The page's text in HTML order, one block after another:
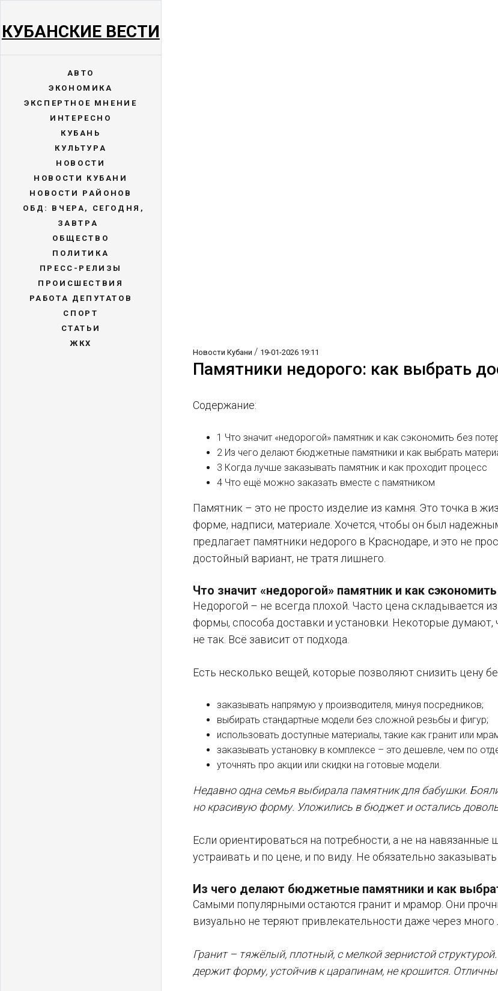
КУБАНСКИЕ ВЕСТИ
АВТО
ЭКОНОМИКА
ЭКСПЕРТНОЕ МНЕНИЕ
ИНТЕРЕСНО
КУБАНЬ
КУЛЬТУРА
НОВОСТИ
НОВОСТИ КУБАНИ
НОВОСТИ РАЙОНОВ
ОБД: ВЧЕРА, СЕГОДНЯ,
ЗАВТРА
ОБЩЕСТВО
ПОЛИТИКА
ПРЕСС-РЕЛИЗЫ
ПРОИСШЕСТВИЯ
РАБОТА ДЕПУТАТОВ
СПОРТ
СТАТЬИ
ЖКХ
Новости Кубани / 19-01-2026 19:11
Памятники недорого: как выбрать
Содержание:
1 Что значит «недорогой» памятник и как сэкономить без
2 Из чего делают бюджетные памятники и как выбрать
3 Когда лучше заказывать памятник и как проходит процесс
4 Что ещё можно заказать вместе с памятником
Памятник – это не просто изделие из камня. Это точка в
форме, надписи, материале. Хочется, чтобы он был
предлагает памятники недорого в Краснодаре, и это не
достойный вариант, не тратя лишнего.
Что значит «недорогой» памятник и как
Недорогой – не всегда плохой. Часто цена складывается
формы, способа доставки и установки. Некоторые
не так. Всё зависит от подхода.
Есть несколько вещей, которые позволяют снизить цену
заказывать напрямую у производителя, минуя посредников;
выбирать стандартные модели без сложной резьбы и фигур;
использовать доступные материалы, такие как гранит или
заказывать установку в комплексе – это дешевле, чем по
уточнять про акции или скидки на готовые модели.
Недавно одна семья выбирала памятник для бабушки.
но красивую форму. Уложились в бюджет и остались
Если ориентироваться на потребности, а не на
устраивать и по цене, и по виду. Не обязательно
Из чего делают бюджетные памятники и как
Самыми популярными остаются гранит и мрамор. Они
визуально не теряют привлекательности даже через
Гранит – тяжёлый, плотный, с мелкой зернистой
держит форму, устойчив к царапинам, не крошится.